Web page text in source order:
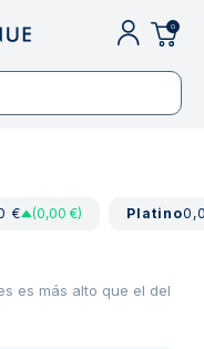
0
€ (0,00 €) Platino
es más alto que el del